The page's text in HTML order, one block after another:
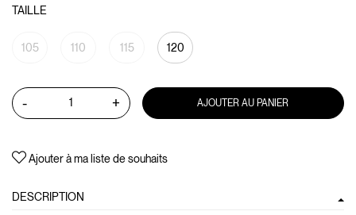
TAILLE
105 110 115 120
- + AJOUTER AU PANIER
Ajouter à ma liste de souhaits
DESCRIPTION